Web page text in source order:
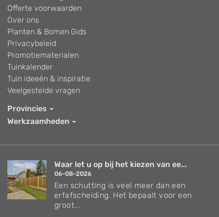
Offerte voorwaarden
Over ons
Planten & Bomen Gids
Privacybeleid
Promotiematerialen
Tuinkalender
Tuin ideeën & inspiratie
Veelgestelde vragen
Provincies
Werkzaamheden
Waar let u op bij het kiezen van ee...
06-08-2026
Een schutting is veel meer dan een
erfafscheiding. Het bepaalt voor een
groot...